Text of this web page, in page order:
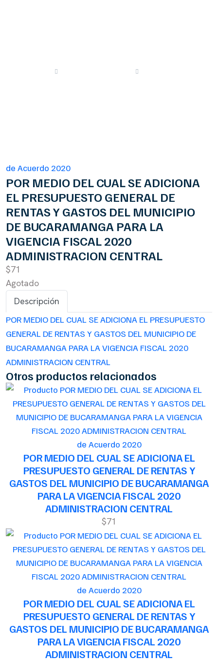
de Acuerdo 2020
POR MEDIO DEL CUAL SE ADICIONA
EL PRESUPUESTO GENERAL DE
RENTAS Y GASTOS DEL MUNICIPIO
DE BUCARAMANGA PARA LA
VIGENCIA FISCAL 2020
ADMINISTRACION CENTRAL
$71
Agotado
Descripción
POR MEDIO DEL CUAL SE ADICIONA EL PRESUPUESTO
GENERAL DE RENTAS Y GASTOS DEL MUNICIPIO DE
BUCARAMANGA PARA LA VIGENCIA FISCAL 2020
ADMINISTRACION CENTRAL
Otros productos relacionados
de Acuerdo 2020
POR MEDIO DEL CUAL SE ADICIONA EL
PRESUPUESTO GENERAL DE RENTAS Y
GASTOS DEL MUNICIPIO DE BUCARAMANGA
PARA LA VIGENCIA FISCAL 2020
ADMINISTRACION CENTRAL
$71
de Acuerdo 2020
POR MEDIO DEL CUAL SE ADICIONA EL
PRESUPUESTO GENERAL DE RENTAS Y
GASTOS DEL MUNICIPIO DE BUCARAMANGA
PARA LA VIGENCIA FISCAL 2020
ADMINISTRACION CENTRAL